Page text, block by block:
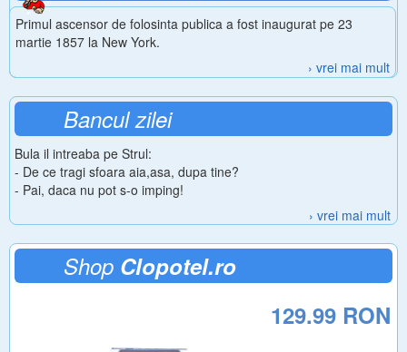
Primul ascensor de folosinta publica a fost inaugurat pe 23
martie 1857 la New York.
› vrei mai mult
Bancul zilei
Bula il intreaba pe Strul:
- De ce tragi sfoara aia,asa, dupa tine?
- Pai, daca nu pot s-o imping!
› vrei mai mult
Shop Clopotel.ro
129.99 RON